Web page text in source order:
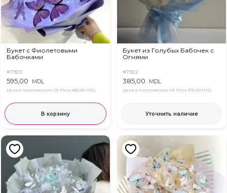
Букет с Фиолетовыми
Бабочками
#7923
595,00 MDL
Цена в приложении Ok Flora 585,00 MDL
В корзину
Букет из Голубых Бабочек с
Огнями
#7922
385,00 MDL
Цена в приложении Ok Flora 375,00 MDL
Уточнить наличие